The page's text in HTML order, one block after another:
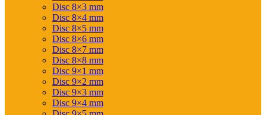
Disc 8×3 mm
Disc 8×4 mm
Disc 8×5 mm
Disc 8×6 mm
Disc 8×7 mm
Disc 8×8 mm
Disc 9×1 mm
Disc 9×2 mm
Disc 9×3 mm
Disc 9×4 mm